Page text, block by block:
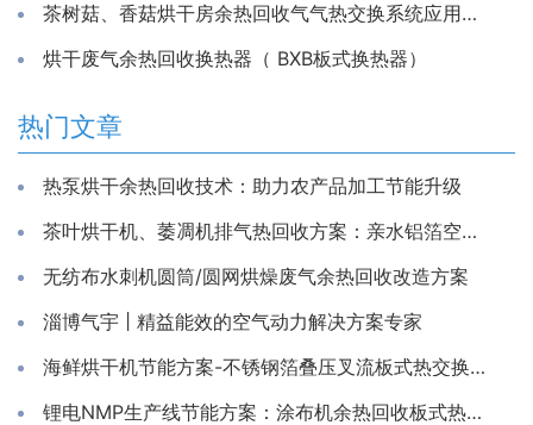
茶树菇、香菇烘干房余热回收气气热交换系统应用方案
烘干废气余热回收换热器（ BXB板式换热器）
热门文章
热泵烘干余热回收技术：助力农产品加工节能升级
茶叶烘干机、萎凋机排气热回收方案：亲水铝箔空气换热器
无纺布水刺机圆筒/圆网烘燥废气余热回收改造方案
淄博气宇 | 精益能效的空气动力解决方案专家
海鲜烘干机节能方案-不锈钢箔叠压叉流板式热交换芯体
锂电NMP生产线节能方案：涂布机余热回收板式热交换器